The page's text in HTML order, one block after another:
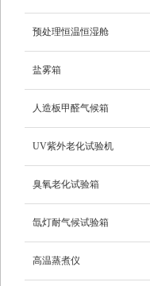
预处理恒温恒湿舱
盐雾箱
人造板甲醛气候箱
UV紫外老化试验机
臭氧老化试验箱
氙灯耐气候试验箱
高温蒸煮仪